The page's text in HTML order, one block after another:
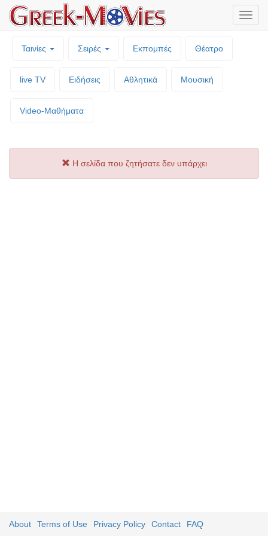
Ταινίες Σειρές Εκπομπές Θέατρο
live TV Ειδήσεις Αθλητικά Μουσική
Video-Mαθήματα
Η σελίδα που ζητήσατε δεν υπάρχει
About Terms of Use Privacy Policy Contact FAQ